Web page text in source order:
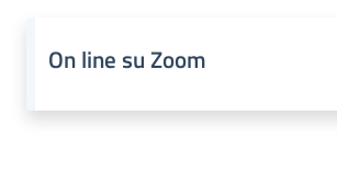
On line su Zoom